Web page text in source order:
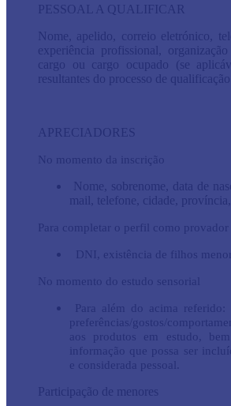
PESSOAL A QUALIFICAR
Nome, apelido, correio eletrónico,
experiência profissional,
cargo ou cargo ocupado (se
resultantes do processo de qualificação.
APRECIADORES
No momento da inscrição
Nome, sobrenome, data de
mail, telefone, cidade,
Para completar o perfil como provador
DNI, existência de filhos
No momento do estudo sensorial
Para além do acima referido:
preferências/gostos/
aos produtos em estudo,
informação que possa ser
e considerada pessoal.
P